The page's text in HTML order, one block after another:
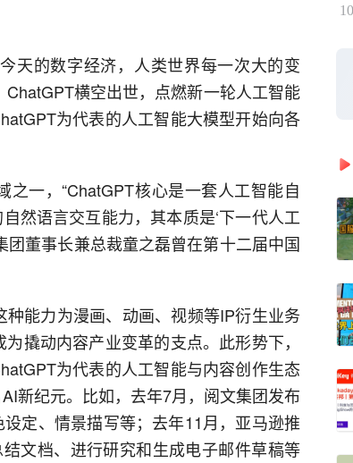
天的数字经济，人类世界每一次大的变
横空出世，点燃新一轮人工智能
为代表的人工智能大模型开始向各
一，“ChatGPT核心是一套人工智能自
然语言交互能力，其本质是‘下一代人工
团董事长兼总裁童之磊曾在第十二届中国
能力为漫画、动画、视频等IP衍生业务
撬动内容产业变革的支点。此形势下，
为代表的人工智能与内容创作生态
新纪元。比如，去年7月，阅文集团发布
定、情景描写等；去年11月，亚马逊推
文档、进行研究和生成电子邮件草稿等
10